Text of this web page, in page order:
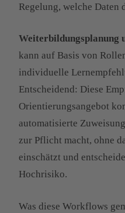
Regelung, welche Daten
Weiterbildungsplanung
kann auf Basis von
individuelle
Entscheidend: Diese
Orientierungsangebot
automatisierte
zur Pflicht macht, ohne
einschätzt und
Hochrisiko.
Was diese Workflows